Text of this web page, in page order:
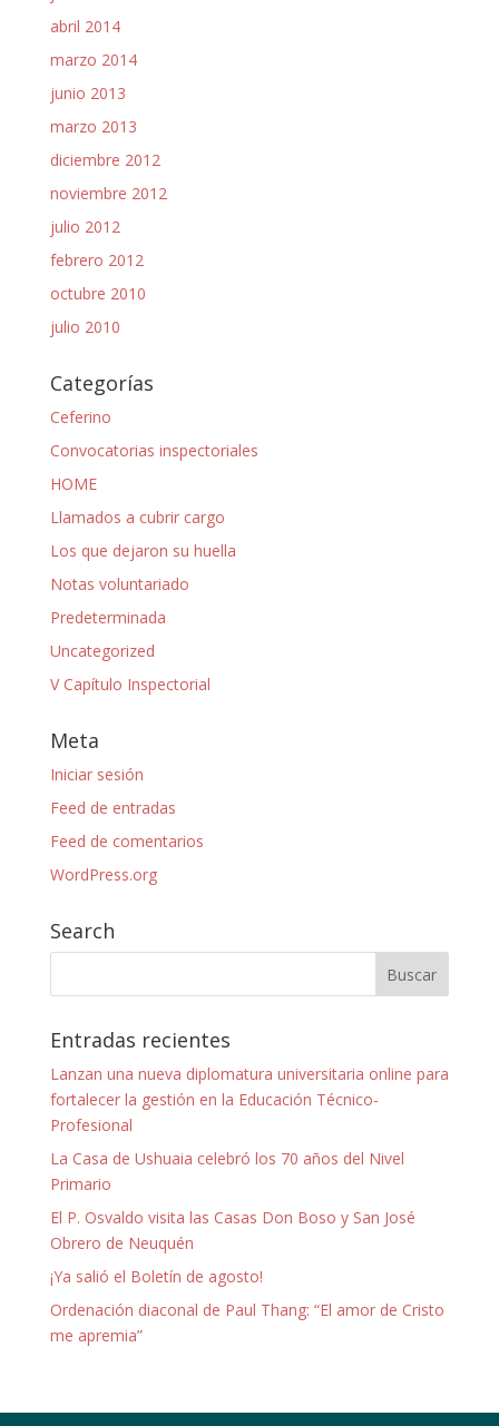
abril 2014
marzo 2014
junio 2013
marzo 2013
diciembre 2012
noviembre 2012
julio 2012
febrero 2012
octubre 2010
julio 2010
Categorías
Ceferino
Convocatorias inspectoriales
HOME
Llamados a cubrir cargo
Los que dejaron su huella
Notas voluntariado
Predeterminada
Uncategorized
V Capítulo Inspectorial
Meta
Iniciar sesión
Feed de entradas
Feed de comentarios
WordPress.org
Search
Entradas recientes
Lanzan una nueva diplomatura universitaria online para
fortalecer la gestión en la Educación Técnico-
Profesional
La Casa de Ushuaia celebró los 70 años del Nivel
Primario
El P. Osvaldo visita las Casas Don Boso y San José
Obrero de Neuquén
¡Ya salió el Boletín de agosto!
Ordenación diaconal de Paul Thang: “El amor de Cristo
me apremia”